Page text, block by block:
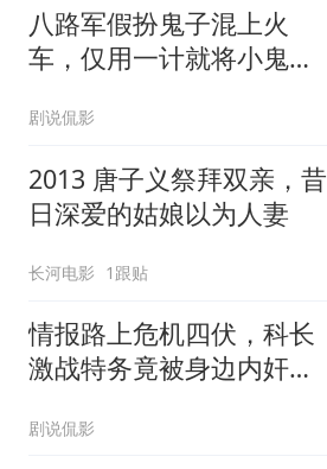
八路军假扮鬼子混上火
车，仅用一计就将小鬼子
剧说侃影
2013 唐子义祭拜双亲，昔
日深爱的姑娘以为人妻
长河电影 1跟贴
情报路上危机四伏，科长
激战特务竟被身边内奸暗
剧说侃影